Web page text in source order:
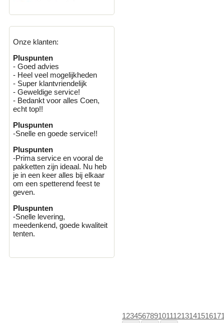
Onze klanten:
Pluspunten
- Goed advies
- Heel veel mogelijkheden
- Super klantvriendelijk
- Geweldige service!
- Bedankt voor alles Coen,
echt top!!
Pluspunten
-Snelle en goede service!!
Pluspunten
-Prima service en vooral de
pakketten zijn ideaal. Nu heb
je in een keer alles bij elkaar
om een spetterend feest te
geven.
Pluspunten
-Snelle levering,
meedenkend, goede kwaliteit
tenten.
1234567891011121314151617